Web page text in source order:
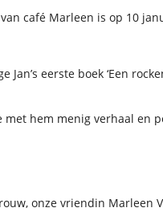
café Marleen is op 10
eerste boek ‘Een
hem menig verhaal en
onze vriendin Marleen